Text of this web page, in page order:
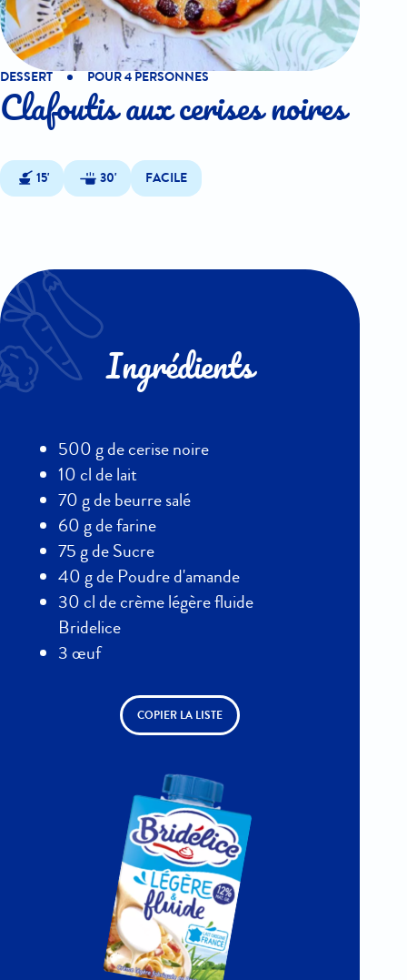
DESSERT POUR 4 PERSONNES
Clafoutis aux cerises noires
15' 30' FACILE
Ingrédients
500 g de cerise noire
10 cl de lait
70 g de beurre salé
60 g de farine
75 g de Sucre
40 g de Poudre d'amande
30 cl de crème légère fluide
Bridelice
3 œuf
COPIER LA LISTE